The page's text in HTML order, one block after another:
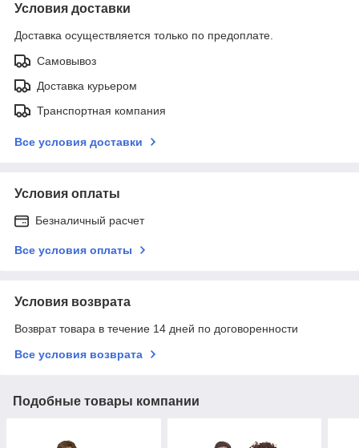
Условия доставки
Доставка осуществляется только по предоплате.
Самовывоз
Доставка курьером
Транспортная компания
Все условия доставки
Условия оплаты
Безналичный расчет
Все условия оплаты
Условия возврата
Возврат товара в течение 14 дней по договоренности
Все условия возврата
Подобные товары компании